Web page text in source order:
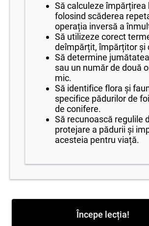
Să calculeze împărțirea
folosind scăderea
operația inversă a
Să utilizeze corect
deîmpărțit, împărțitor și
Să determine
sau un număr de două
mic.
Să identifice flora și
specifice pădurilor de
de conifere.
Să recunoască regulile
protejare a pădurii și
acesteia pentru viață.
Începe lecția!